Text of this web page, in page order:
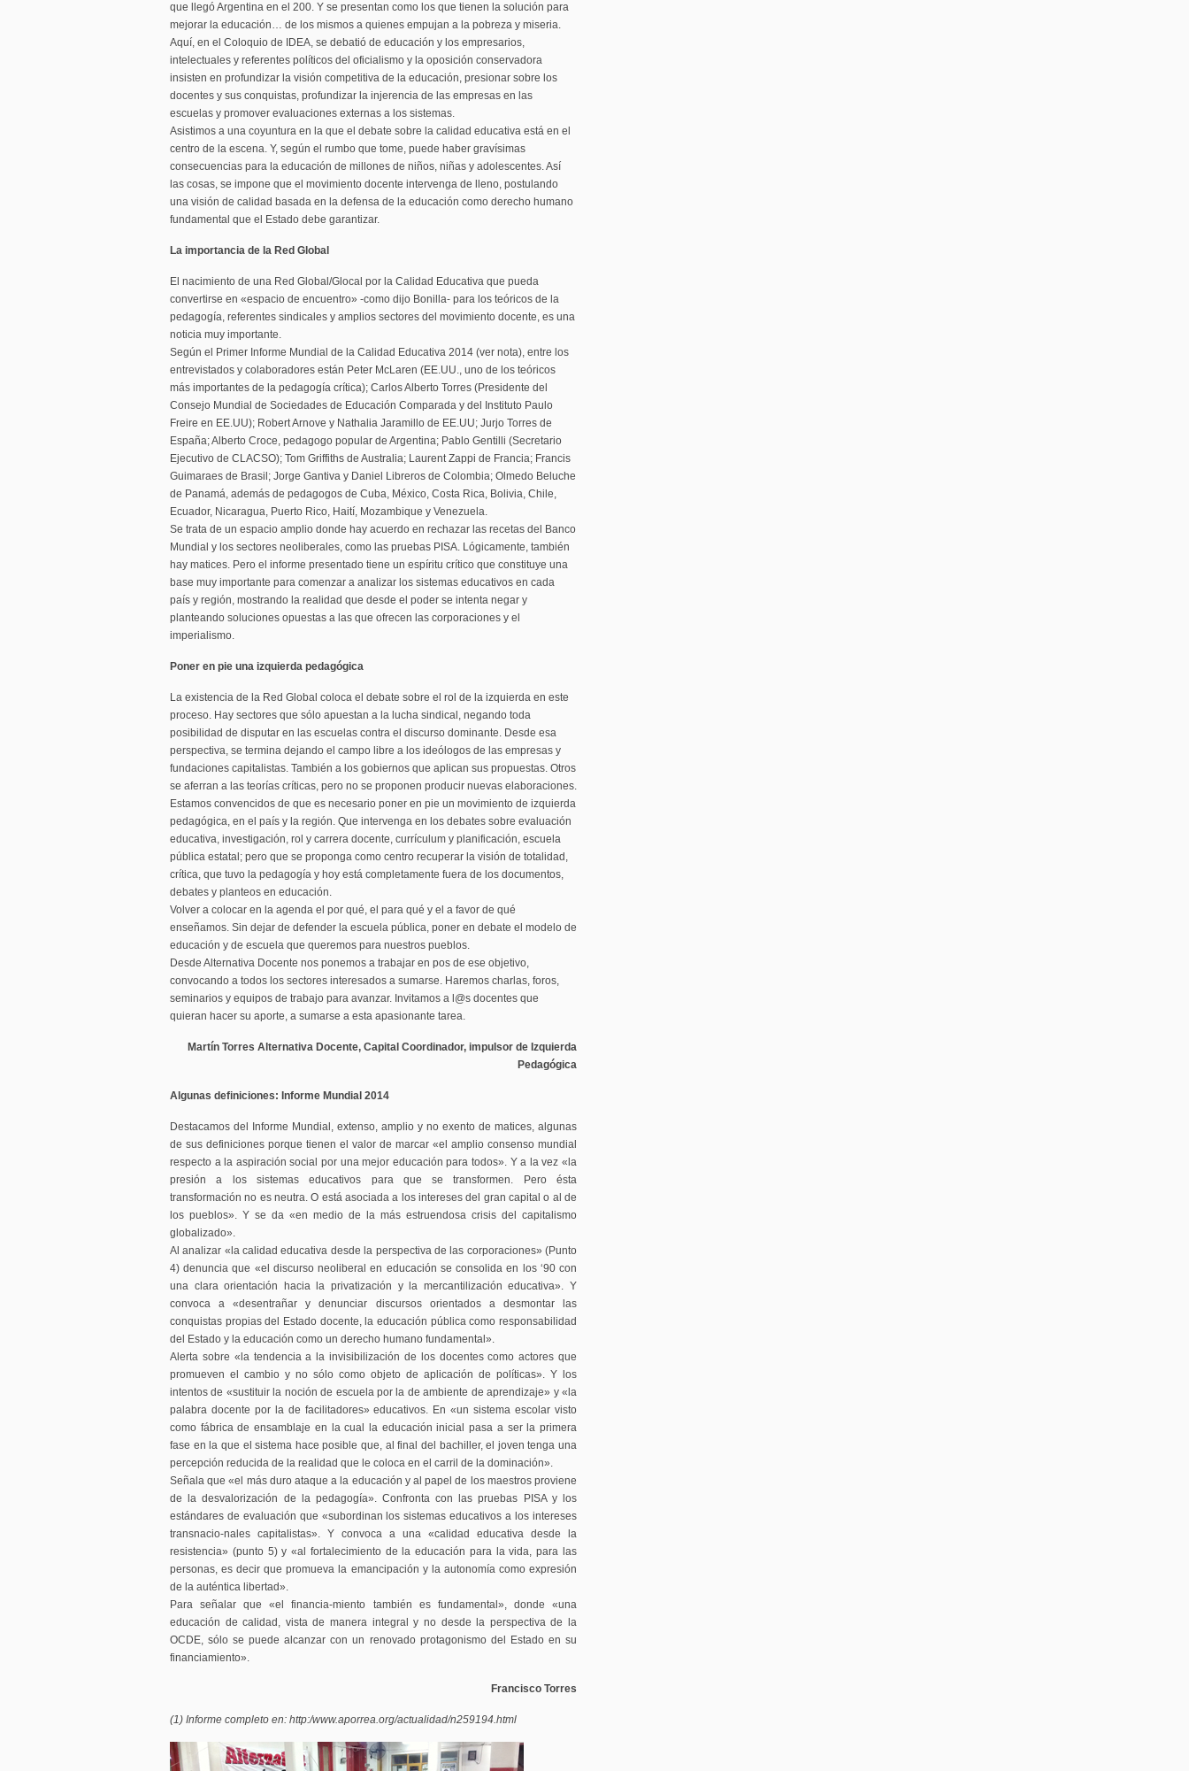
que llegó Argentina en el 200. Y se presentan como los que tienen la solución para
mejorar la educación… de los mismos a quienes empujan a la pobreza y miseria.
Aquí, en el Coloquio de IDEA, se debatió de educación y los empresarios,
intelectuales y referentes políticos del oficialismo y la oposición conservadora
insisten en profundizar la visión competitiva de la educación, presionar sobre los
docentes y sus conquistas, profundizar la injerencia de las empresas en las
escuelas y promover evaluaciones externas a los sistemas.
Asistimos a una coyuntura en la que el debate sobre la calidad educativa está en el
centro de la escena. Y, según el rumbo que tome, puede haber gravísimas
consecuencias para la educación de millones de niños, niñas y adolescentes. Así
las cosas, se impone que el movimiento docente intervenga de lleno, postulando
una visión de calidad basada en la defensa de la educación como derecho humano
fundamental que el Estado debe garantizar.
La importancia de la Red Global
El nacimiento de una Red Global/Glocal por la Calidad Educativa que pueda
convertirse en «espacio de encuentro» -como dijo Bonilla- para los teóricos de la
pedagogía, referentes sindicales y amplios sectores del movimiento docente, es una
noticia muy importante.
Según el Primer Informe Mundial de la Calidad Educativa 2014 (ver nota), entre los
entrevistados y colaboradores están Peter McLaren (EE.UU., uno de los teóricos
más importantes de la pedagogía crítica); Carlos Alberto Torres (Presidente del
Consejo Mundial de Sociedades de Educación Comparada y del Instituto Paulo
Freire en EE.UU); Robert Arnove y Nathalia Jaramillo de EE.UU; Jurjo Torres de
España; Alberto Croce, pedagogo popular de Argentina; Pablo Gentilli (Secretario
Ejecutivo de CLACSO); Tom Griffiths de Australia; Laurent Zappi de Francia; Francis
Guimaraes de Brasil; Jorge Gantiva y Daniel Libreros de Colombia; Olmedo Beluche
de Panamá, además de pedagogos de Cuba, México, Costa Rica, Bolivia, Chile,
Ecuador, Nicaragua, Puerto Rico, Haití, Mozambique y Venezuela.
Se trata de un espacio amplio donde hay acuerdo en rechazar las recetas del Banco
Mundial y los sectores neoliberales, como las pruebas PISA. Lógicamente, también
hay matices. Pero el informe presentado tiene un espíritu crítico que constituye una
base muy importante para comenzar a analizar los sistemas educativos en cada
país y región, mostrando la realidad que desde el poder se intenta negar y
planteando soluciones opuestas a las que ofrecen las corporaciones y el
imperialismo.
Poner en pie una izquierda pedagógica
La existencia de la Red Global coloca el debate sobre el rol de la izquierda en este
proceso. Hay sectores que sólo apuestan a la lucha sindical, negando toda
posibilidad de disputar en las escuelas contra el discurso dominante. Desde esa
perspectiva, se termina dejando el campo libre a los ideólogos de las empresas y
fundaciones capitalistas. También a los gobiernos que aplican sus propuestas. Otros
se aferran a las teorías críticas, pero no se proponen producir nuevas elaboraciones.
Estamos convencidos de que es necesario poner en pie un movimiento de izquierda
pedagógica, en el país y la región. Que intervenga en los debates sobre evaluación
educativa, investigación, rol y carrera docente, currículum y planificación, escuela
pública estatal; pero que se proponga como centro recuperar la visión de totalidad,
crítica, que tuvo la pedagogía y hoy está completamente fuera de los documentos,
debates y planteos en educación.
Volver a colocar en la agenda el por qué, el para qué y el a favor de qué
enseñamos. Sin dejar de defender la escuela pública, poner en debate el modelo de
educación y de escuela que queremos para nuestros pueblos.
Desde Alternativa Docente nos ponemos a trabajar en pos de ese objetivo,
convocando a todos los sectores interesados a sumarse. Haremos charlas, foros,
seminarios y equipos de trabajo para avanzar. Invitamos a l@s docentes que
quieran hacer su aporte, a sumarse a esta apasionante tarea.
Martín Torres Alternativa Docente, Capital Coordinador, impulsor de Izquierda
Pedagógica
Algunas definiciones: Informe Mundial 2014
Destacamos del Informe Mundial, extenso, amplio y no exento de matices, algunas
de sus definiciones porque tienen el valor de marcar «el amplio consenso mundial
respecto a la aspiración social por una mejor educación para todos». Y a la vez «la
presión a los sistemas educativos para que se transformen. Pero ésta
transformación no es neutra. O está asociada a los intereses del gran capital o al de
los pueblos». Y se da «en medio de la más estruendosa crisis del capitalismo
globalizado».
Al analizar «la calidad educativa desde la perspectiva de las corporaciones» (Punto
4) denuncia que «el discurso neoliberal en educación se consolida en los ‘90 con
una clara orientación hacia la privatización y la mercantilización educativa». Y
convoca a «desentrañar y denunciar discursos orientados a desmontar las
conquistas propias del Estado docente, la educación pública como responsabilidad
del Estado y la educación como un derecho humano fundamental».
Alerta sobre «la tendencia a la invisibilización de los docentes como actores que
promueven el cambio y no sólo como objeto de aplicación de políticas». Y los
intentos de «sustituir la noción de escuela por la de ambiente de aprendizaje» y «la
palabra docente por la de facilitadores» educativos. En «un sistema escolar visto
como fábrica de ensamblaje en la cual la educación inicial pasa a ser la primera
fase en la que el sistema hace posible que, al final del bachiller, el joven tenga una
percepción reducida de la realidad que le coloca en el carril de la dominación».
Señala que «el más duro ataque a la educación y al papel de los maestros proviene
de la desvalorización de la pedagogía». Confronta con las pruebas PISA y los
estándares de evaluación que «subordinan los sistemas educativos a los intereses
transnacio-nales capitalistas». Y convoca a una «calidad educativa desde la
resistencia» (punto 5) y «al fortalecimiento de la educación para la vida, para las
personas, es decir que promueva la emancipación y la autonomía como expresión
de la auténtica libertad».
Para señalar que «el financia-miento también es fundamental», donde «una
educación de calidad, vista de manera integral y no desde la perspectiva de la
OCDE, sólo se puede alcanzar con un renovado protagonismo del Estado en su
financiamiento».
Francisco Torres
(1) Informe completo en: http:/www.aporrea.org/actualidad/n259194.html